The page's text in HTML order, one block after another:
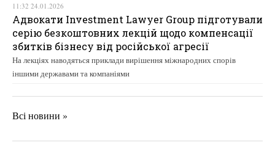
11:32 24.01.2026
Адвокати Investment Lawyer Group підготували
серію безкоштовних лекцій щодо компенсації
збитків бізнесу від російської агресії
На лекціях наводяться приклади вирішення міжнародних спорів
іншими державами та компаніями
Всі новини »